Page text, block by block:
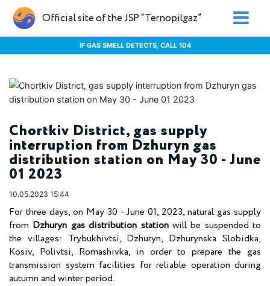
Official site of the JSP “Ternopilgaz”
IF GAS SMELL DETECTS, CALL 104
Chortkiv District, gas supply
interruption from Dzhuryn gas
distribution station on May 30 - June
01 2023
10.05.2023 15:44
For three days, on May 30 - June 01, 2023, natural gas supply
from Dzhuryn gas distribution stationwill be suspended to
the villages: Trybukhivtsi, Dzhuryn, Dzhurynska Slobidka,
Kosiv, Polivtsi, Romashivka, in order to prepare the gas
transmission system facilities for reliable operation during
autumn and winter period.